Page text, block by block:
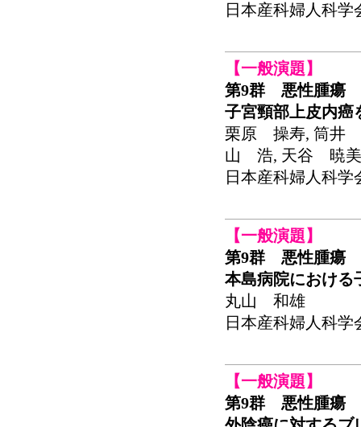
日本産科婦人科学
【一般演題】
第9群 悪性腫瘍
子宮頸部上皮内癌
栗原 操寿, 筒井
山 浩, 天谷 暁
日本産科婦人科学
【一般演題】
第9群 悪性腫瘍
本島病院における
丸山 和雄
日本産科婦人科学
【一般演題】
第9群 悪性腫瘍